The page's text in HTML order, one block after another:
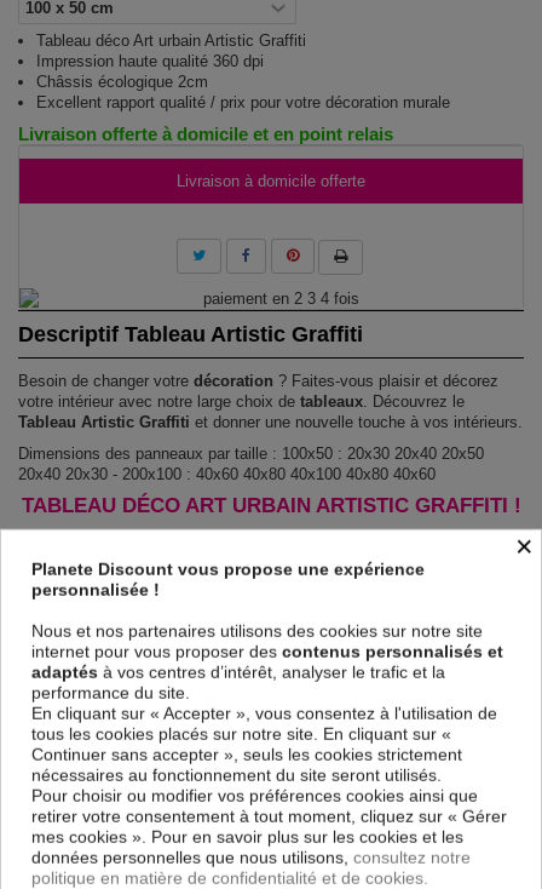
Tableau déco Art urbain Artistic Graffiti
Impression haute qualité 360 dpi
Châssis écologique 2cm
Excellent rapport qualité / prix pour votre décoration murale
Livraison offerte à domicile et en point relais
Livraison à domicile offerte
Descriptif Tableau Artistic Graffiti
Besoin de changer votre décoration ? Faites-vous plaisir et décorez
votre intérieur avec notre large choix de tableaux. Découvrez le
Tableau Artistic Graffiti et donner une nouvelle touche à vos intérieurs.
Dimensions des panneaux par taille : 100x50 : 20x30 20x40 20x50
20x40 20x30 - 200x100 : 40x60 40x80 40x100 40x80 40x60
TABLEAU DÉCO ART URBAIN ARTISTIC GRAFFITI !
est imprimé sur un papier intissé spécial et
de haute qualité qui reflète parfaitement les couleurs avec des détails
parfaitement reproduits. Grâce à une impression sur tous les cotés et
une toile tendue sur un châssis fait de matériaux respectueux de
l'environnement, vous pourrez suspendre le tableau immédiatement
sans avoir à l'encadrer.
Le Tableau Art urbain Artistic Graffitiest résistant aux rayons UV,
inodore et 100 % sûr, parfait même pour la chambre à coucher et la
chambre des enfants.
Notre large choix de tableaux tendances et modernes constituent un
moyen simple et pas cher de donner une nouvelle touche à vos
intérieurs, il y en a pour tous les goût.
Descriptif technique
×
Planete Discount vous propose une expérience
personnalisée !
Nous et nos partenaires utilisons des cookies sur notre site
internet pour vous proposer des contenus personnalisés et
adaptés à vos centres d’intérêt, analyser le trafic et la
performance du site.
En cliquant sur « Accepter », vous consentez à l'utilisation de
tous les cookies placés sur notre site. En cliquant sur «
Continuer sans accepter », seuls les cookies strictement
nécessaires au fonctionnement du site seront utilisés.
Pour choisir ou modifier vos préférences cookies ainsi que
retirer votre consentement à tout moment, cliquez sur « Gérer
mes cookies ». Pour en savoir plus sur les cookies et les
données personnelles que nous utilisons, consultez notre
politique en matière de confidentialité et de cookies.